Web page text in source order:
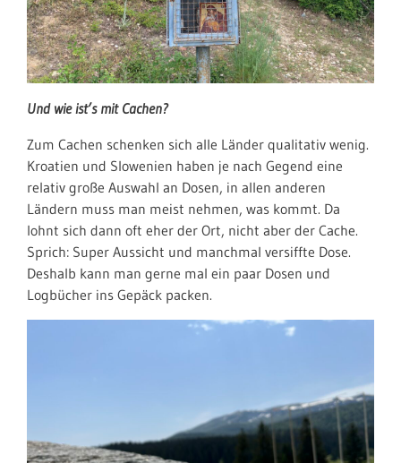
Und wie ist’s mit Cachen?
Zum Cachen schenken sich alle Länder qualitativ wenig.
Kroatien und Slowenien haben je nach Gegend eine
relativ große Auswahl an Dosen, in allen anderen
Ländern muss man meist nehmen, was kommt. Da
lohnt sich dann oft eher der Ort, nicht aber der Cache.
Sprich: Super Aussicht und manchmal versiffte Dose.
Deshalb kann man gerne mal ein paar Dosen und
Logbücher ins Gepäck packen.